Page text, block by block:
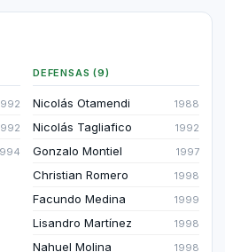
DEFENSAS (9)
Nicolás Otamendi 1988
Nicolás Tagliafico 1992
Gonzalo Montiel 1997
Christian Romero 1998
Facundo Medina 1999
Lisandro Martínez 1998
Nahuel Molina 1998